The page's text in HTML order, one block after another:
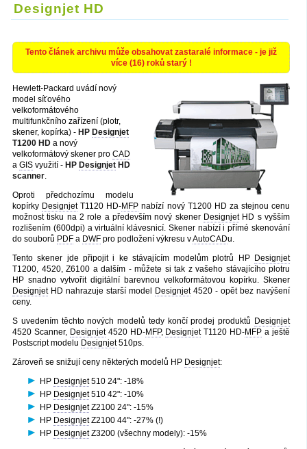
Designjet HD
Tento článek archivu může obsahovat zastaralé informace - je již
více (16) roků starý !
Hewlett-Packard uvádí nový
model síťového
velkoformátového
multifunkčního zařízení (plotr,
skener, kopírka) - HP Designjet
T1200 HD a nový
velkoformátový skener pro CAD
a GIS využití - HP Designjet HD
scanner.
Oproti předchozímu modelu
kopírky DesignjetT1120 HD-MFP nabízí nový T1200 HD za stejnou cenu
možnost tisku na 2 role a především nový skener DesignjetHD s vyšším
rozlišením (600dpi) a virtuální klávesnicí. Skener nabízí i přímé skenování
do souborů PDF a DWF pro podložení výkresu vAutoCADu.
Tento skener jde připojit i ke stávajícím modelům plotrů HP Designjet
T1200, 4520, Z6100 a dalším - můžete si tak z vašeho stávajícího plotru
HP snadno vytvořit digitální barevnou velkoformátovou kopírku. Skener
DesignjetHD nahrazuje starší model Designjet4520 - opět bez navýšení
ceny.
S uvedením těchto nových modelů tedy končí prodej produktů Designjet
4520 Scanner, Designjet4520 HD-MFP, DesignjetT1120 HD-MFP a ještě
Postscript modelu Designjet510ps.
Zároveň se snižují ceny některých modelů HP Designjet:
HP Designjet510 24": -18%
HP Designjet510 42": -10%
HP DesignjetZ2100 24": -15%
HP DesignjetZ2100 44": -27% (!)
HP DesignjetZ3200 (všechny modely): -15%